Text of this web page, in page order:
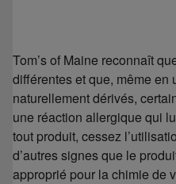
Tom’s of Maine reconnaît
différentes et que, même
naturellement dérivés,
une réaction allergique qui
tout produit, cessez
d’autres signes que le
approprié pour la chimie de